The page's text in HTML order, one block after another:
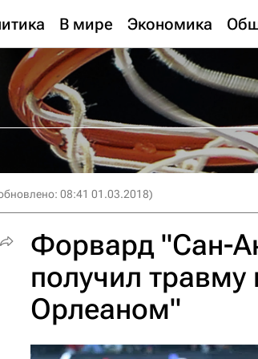
В мире Экономика
08:41 01.03.2018)
Форвард "Сан-
получил
Орлеаном"